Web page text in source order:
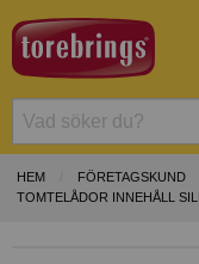
HEM FÖRETAGSKUND
TOMTELÅDOR INNEHÅLL SILL